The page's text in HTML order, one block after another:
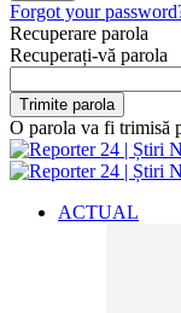
Forgot your
Recuperare parola
Recuperați-vă parola
O parola va fi trimisă
ACTUAL